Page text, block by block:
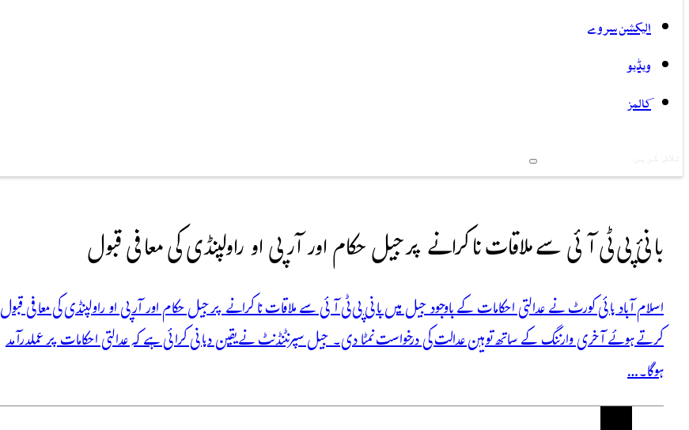
الیکشن سروے
ویڈیو
کالمز
Search
بانیٔ پی ٹی آئی سے ملاقات نا کرانے پر جیل حکام اور آر پی او راولپنڈی کی معافی قبول
اسلام آباد ہائی کورٹ نے عدالتی احکامات کے باوجود جیل میں بانی پی ٹی آئی سے ملاقات نا کرانے پر جیل حکام اور آر پی او راولپنڈی کی معافی قبول
کرتے ہوئے آخری وارننگ کے ساتھ توہین عدالت کی درخواست نمٹا دی۔ جیل سپرنٹنڈنٹ نے یقین دہانی کرائی ہے کہ عدالتی احکامات پر عملدرآمد
ہوگا۔…